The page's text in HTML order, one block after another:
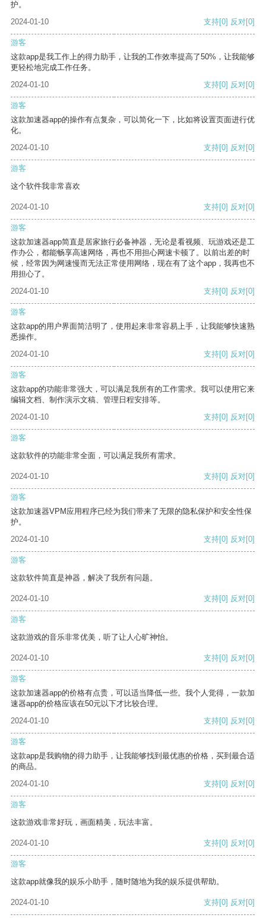
护。
2024-01-10
支持[0] 反对[0]
游客
这款app是我工作上的得力助手，让我的工作效率提高了50%，让我能够
更轻松地完成工作任务。
2024-01-10
支持[0] 反对[0]
游客
这款加速器app的操作有点复杂，可以简化一下，比如将设置页面进行优
化。
2024-01-10
支持[0] 反对[0]
游客
这个软件我非常喜欢
2024-01-10 支持[0] 反对[0]
游客
这款加速器app简直是居家旅行必备神器，无论是看视频、玩游戏还是工
作办公，都能畅享高速网络，再也不用担心网速卡顿了。以前出差的时
候，经常因为网速慢而无法正常使用网络，现在有了这个app，我再也不
用担心了。
2024-01-10
支持[0] 反对[0]
游客
这款app的用户界面简洁明了，使用起来非常容易上手，让我能够快速熟
悉操作。
2024-01-10
支持[0] 反对[0]
游客
这款app的功能非常强大，可以满足我所有的工作需求。我可以使用它来
编辑文档、制作演示文稿、管理日程安排等。
2024-01-10
支持[0] 反对[0]
游客
这款软件的功能非常全面，可以满足我所有需求。
2024-01-10 支持[0] 反对[0]
游客
这款加速器VPM应用程序已经为我们带来了无限的隐私保护和安全性保
护。
2024-01-10
支持[0] 反对[0]
游客
这款软件简直是神器，解决了我所有问题。
2024-01-10 支持[0] 反对[0]
游客
这款游戏的音乐非常优美，听了让人心旷神怡。
2024-01-10 支持[0] 反对[0]
游客
这款加速器app的价格有点贵，可以适当降低一些。我个人觉得，一款加
速器app的价格应该在50元以下才比较合理。
2024-01-10
支持[0] 反对[0]
游客
这款app是我购物的得力助手，让我能够找到最优惠的价格，买到最合适
的商品。
2024-01-10
支持[0] 反对[0]
游客
这款游戏非常好玩，画面精美，玩法丰富。
2024-01-10 支持[0] 反对[0]
游客
这款app就像我的娱乐小助手，随时随地为我的娱乐提供帮助。
2024-01-10 支持[0] 反对[0]